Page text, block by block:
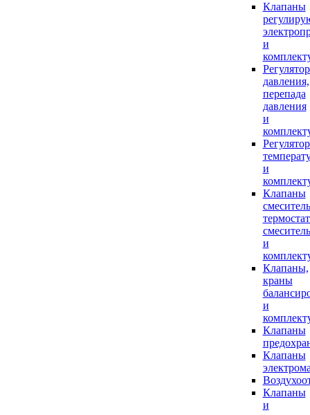
Клапаны
и
давления,
перепада
давления
и
и
Клапаны
и
Клапаны,
краны
и
Клапаны
Клапаны
Клапаны
и